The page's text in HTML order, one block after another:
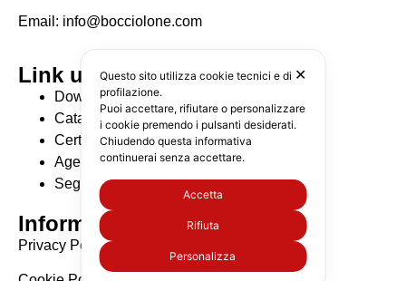
Email: info@bocciolone.com
Link utili
Download Cataloghi
Catalogo BIM
Certificazioni
Agenti di zona
Seguici su Linkedin
Informative
Privacy Policy
✕
Questo sito utilizza cookie tecnici e di
profilazione.
Puoi accettare, rifiutare o personalizzare
i cookie premendo i pulsanti desiderati.
Chiudendo questa informativa
continuerai senza accettare.
Accetta
Rifiuta
Personalizza